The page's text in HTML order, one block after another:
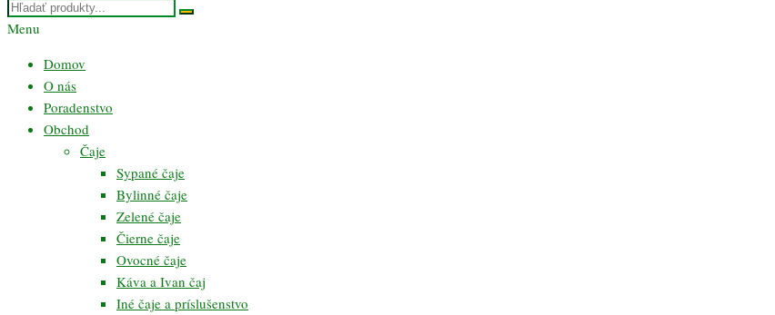
Menu
Domov
O nás
Poradenstvo
Obchod
Čaje
Sypané čaje
Bylinné čaje
Zelené čaje
Čierne čaje
Ovocné čaje
Káva a Ivan čaj
Iné čaje a príslušenstvo